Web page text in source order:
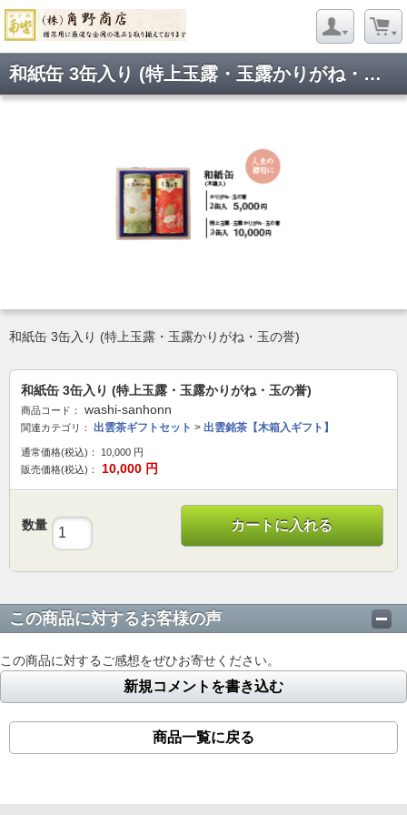
和紙缶 3缶入り (特上玉露・玉露かりがね・玉の誉)
和紙缶 3缶入り (特上玉露・玉露かりがね・玉の誉)
和紙缶 3缶入り (特上玉露・玉露かりがね・玉の誉)
商品コード： washi-sanhonn
関連カテゴリ： 出雲茶ギフトセット > 出雲銘茶【木箱入ギフト】
通常価格(税込)： 10,000 円
販売価格(税込)：
10,000 円
数量 カートに入れる
この商品に対するお客様の声
この商品に対するご感想をぜひお寄せください。
新規コメントを書き込む
商品一覧に戻る